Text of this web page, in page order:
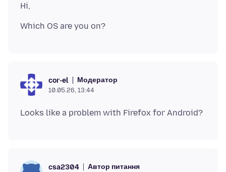
cor-el Модератор
10.05.26, 13:44
csa2304 Автор питання